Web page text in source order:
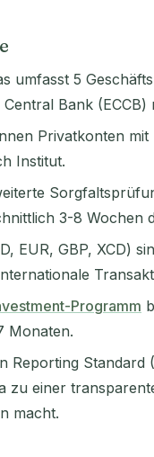
umfasst 5
Bank (ECCB)
Privatkonten
Institut.
3-8 Wochen
EUR, GBP, XCD)
Programm
Monaten.
Reporting Standard
zu einer
macht.